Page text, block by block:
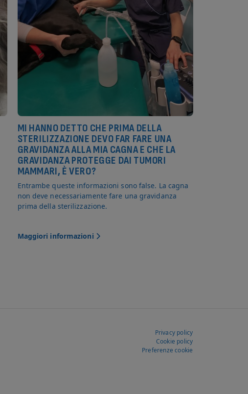
MI HANNO DETTO CHE PRIMA DELLA
STERILIZZAZIONE DEVO FAR FARE UNA
GRAVIDANZA ALLA MIA CAGNA E CHE LA
GRAVIDANZA PROTEGGE DAI TUMORI
MAMMARI, È VERO?
Entrambe queste informazioni sono false. La cagna
non deve necessariamente fare una gravidanza
prima della sterilizzazione.
Maggiori informazioni
Privacy policy
Cookie policy
Preferenze cookie